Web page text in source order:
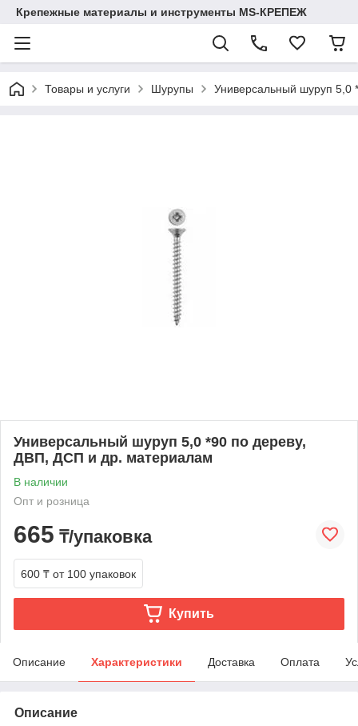
Крепежные материалы и инструменты MS-КРЕПЕЖ
Товары и услуги Шурупы Универсальный шуруп
Универсальный шуруп 5,0 *90 по дереву,
ДВП, ДСП и др. материалам
В наличии
Опт и розница
665 ₸/упаковка
600 ₸ от 100 упаковок
Купить
Описание Характеристики Доставка Оплата
Описание